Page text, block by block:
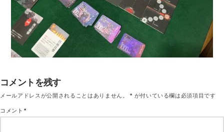
コメントを残す
メールアドレスが公開されることはありません。 * が付いている欄は必須項目です
コメント*